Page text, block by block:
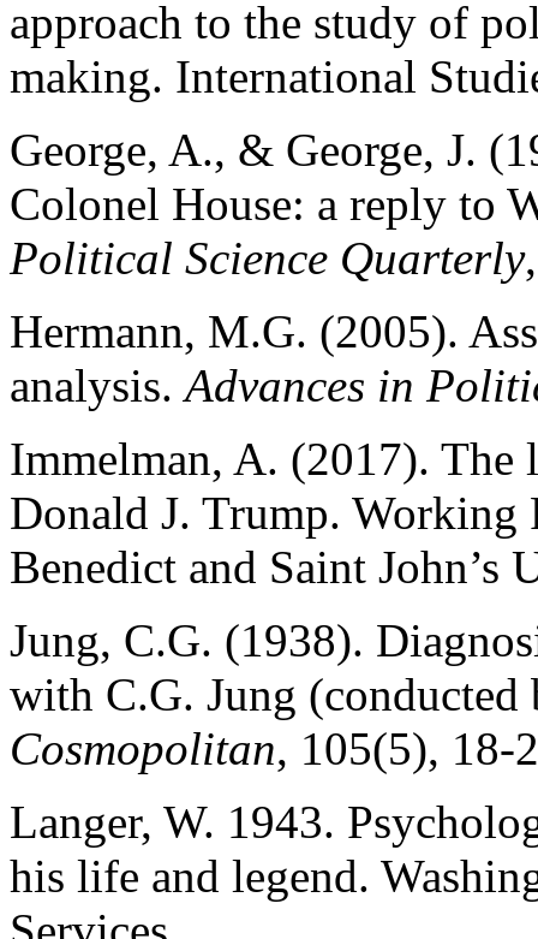
approach to the study of
making. International
George, A., & George, J.
Colonel House: a reply to
Political Science Quarterly
Hermann, M.G. (2005).
analysis.Advances in
Immelman, A. (2017). The
Donald J. Trump. Working
Benedict and Saint John’s
Jung, C.G. (1938).
with C.G. Jung
Cosmopolitan, 105(5), 18-
Langer, W. 1943.
his life and legend.